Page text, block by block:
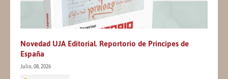
Novedad UJA Editorial. Reportorio de Príncipes de
España
Julio, 08, 2026